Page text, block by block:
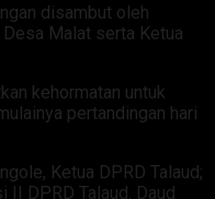
disambut oleh
Malat serta Ketua
kehormatan untuk
pertandingan hari
Ketua DPRD Talaud;
II DPRD Talaud. Daud